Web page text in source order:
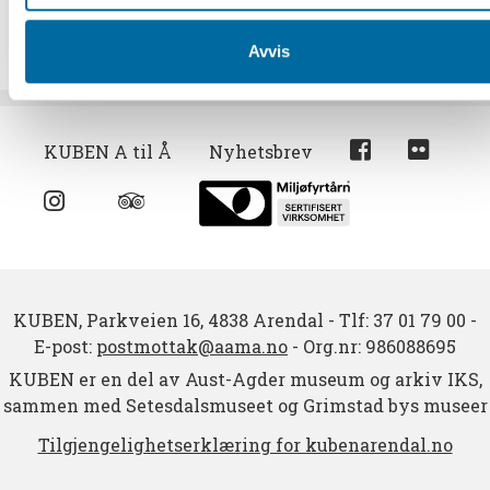
Avvis
KUBEN A til Å Nyhetsbrev
KUBEN, Parkveien 16, 4838 Arendal - Tlf: 37 01 79 00 -
E-post: postmottak@aama.no - Org.nr: 986088695
KUBEN er en del av Aust-Agder museum og arkiv IKS,
sammen med Setesdalsmuseet og Grimstad bys museer
Tilgjengelighetserklæring for kubenarendal.no